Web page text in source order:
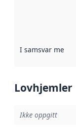
I samsvar med
Lovhjemler
Ikke oppgitt